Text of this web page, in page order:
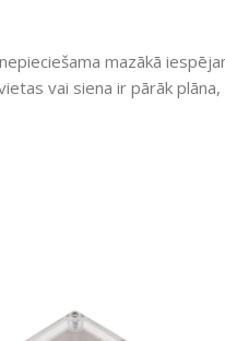
mazākā
vai siena ir pārāk